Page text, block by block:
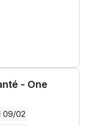
- One
09/02